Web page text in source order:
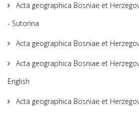
Acta geographica Bosniae et
- Sutorina
Acta geographica Bosniae et
Acta geographica Bosniae et
English
Acta geographica Bosniae et